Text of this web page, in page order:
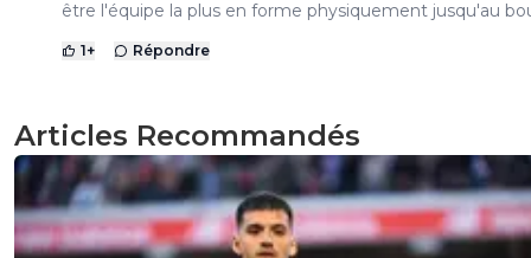
être l'équipe la plus en forme physiquement jusqu'au
1+ Répondre
Articles Recommandés